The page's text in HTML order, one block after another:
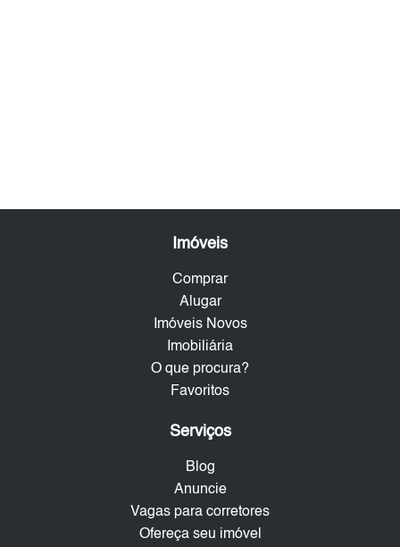
Imóveis
Comprar
Alugar
Imóveis Novos
Imobiliária
O que procura?
Favoritos
Serviços
Blog
Anuncie
Vagas para corretores
Ofereça seu imóvel